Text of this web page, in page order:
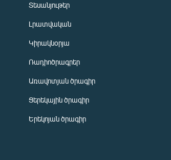
Տեսանյութեր
Լրատվական
Կիրակնօրյա
Ռադիոծրագրեր
Առավոտյան ծրագիր
Ցերեկային ծրագիր
Երեկոյան ծրագիր